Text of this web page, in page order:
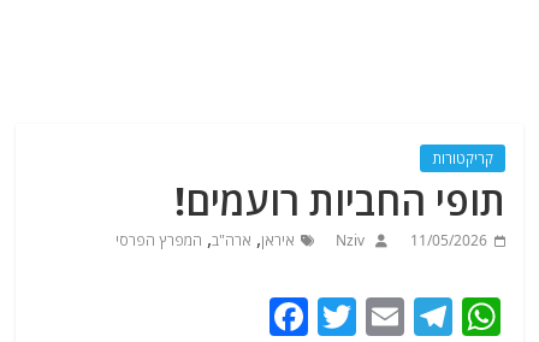
קריקטורות
תופי החביות רועמים!
11/05/2026
Nziv איראן, ארה"ב, המפרץ הפרסי
W
T
E
T